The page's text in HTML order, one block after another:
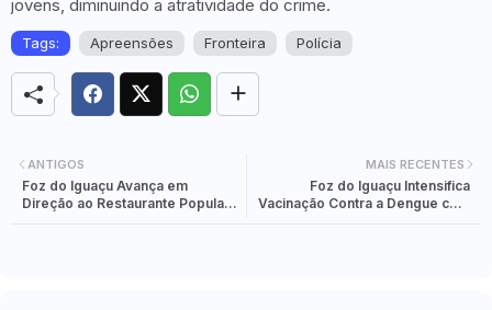
jovens, diminuindo a atratividade do crime.
Tags: Apreensões Fronteira Polícia
MAIS RECENTES
Foz do Iguaçu Intensifica
Vacinação Contra a Dengue com
ANTIGOS
Foz do Iguaçu Avança em
Direção ao Restaurante Popular: